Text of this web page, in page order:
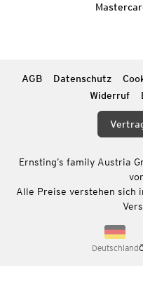
AGB Datenschutz
Widerruf
Ernsting’s family Austria
Alle Preise verstehen sich
Deutschland